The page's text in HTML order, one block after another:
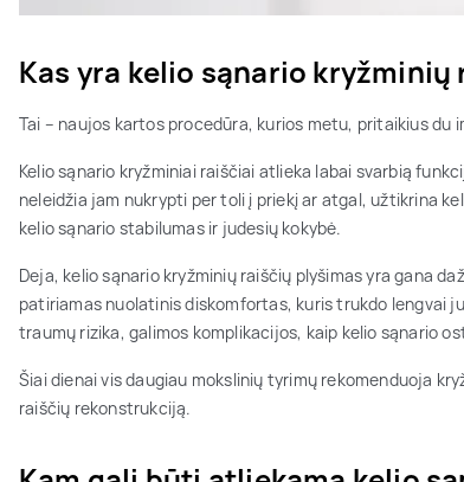
Kas yra kelio sąnario
Tai – naujos kartos procedūra, kurios metu, pritaikius
Kelio sąnario kryžminiai raiščiai atlieka labai svarbią
neleidžia jam nukrypti per toli į priekį ar atgal, užtikrina
kelio sąnario stabilumas ir judesių kokybė.
Deja, kelio sąnario kryžminių raiščių plyšimas yra gana
patiriamas nuolatinis diskomfortas, kuris trukdo lengvai
traumų rizika, galimos komplikacijos, kaip kelio sąnario
Šiai dienai vis daugiau mokslinių tyrimų rekomenduoja
raiščių rekonstrukciją.